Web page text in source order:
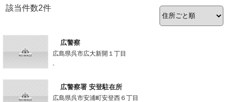
該当件数2件
広警察
広島県呉市広大新開１丁目
-
広警察署 安登駐在所
広島県呉市安浦町安登西６丁目